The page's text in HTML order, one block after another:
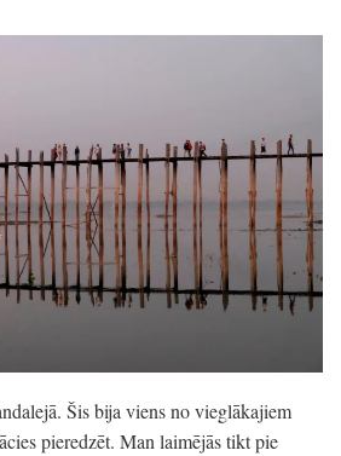
Šis bija viens no vieglākajiem
pieredzēt. Man laimējās tikt pie